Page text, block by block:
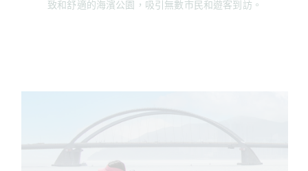
致和舒適的海濱公園，吸引無數市民和遊客到訪。